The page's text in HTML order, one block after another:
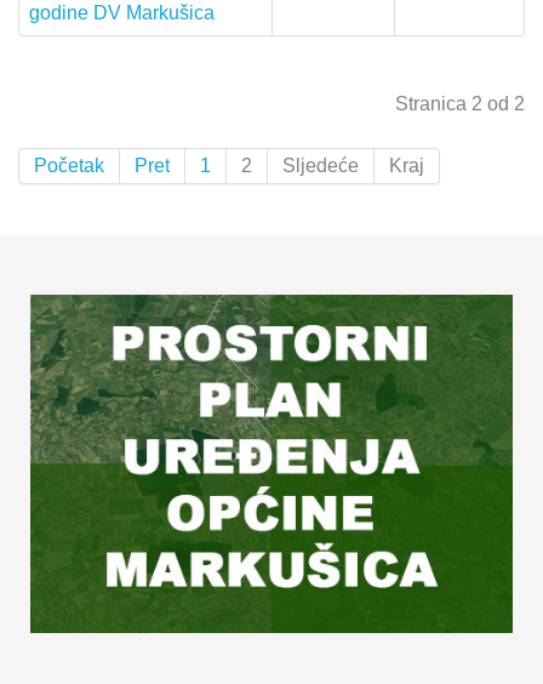
godine DV Markušica
Stranica 2 od 2
Početak Pret 1 2 Sljedeće Kraj